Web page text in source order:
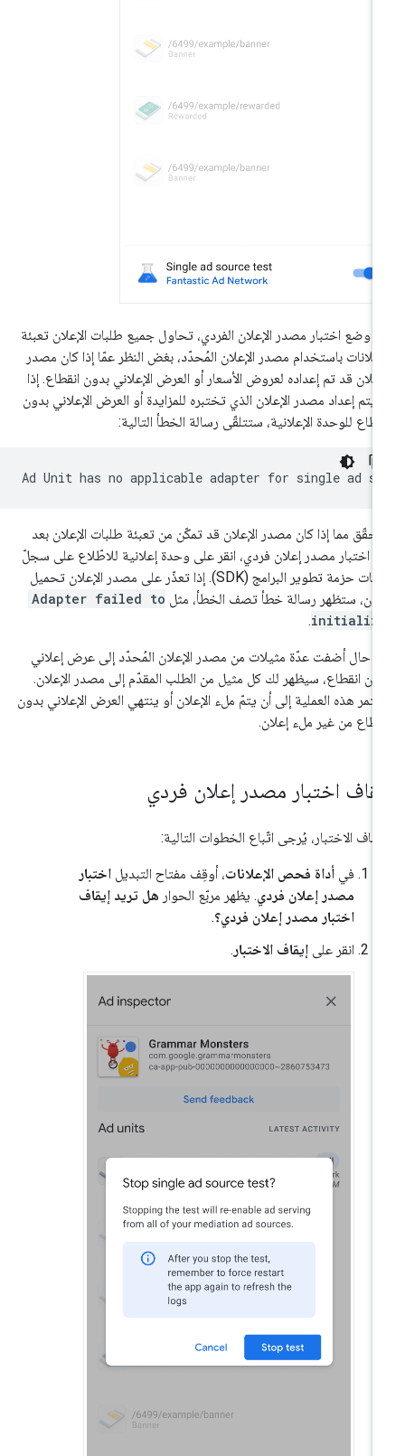
وضع اختبار مصدر الإعلان الفردي، تحاول جميع طلبات الإعلان تعبئة
باستخدام مصدر الإعلان المُحدّد، بغض النظر عمّا إذا كان مصدر
قد تم إعداده لعروض الأسعار أو العرض الإعلاني بدون انقطاع. إذا
يتم إعداد مصدر الإعلان الذي تختبره للمزايدة أو العرض الإعلاني بدون
للوحدة الإعلانية، ستتلقّى رسالة الخطأ التالية:
Ad Unit has no applicable adapter for single ad
مما إذا كان مصدر الإعلان قد تمكّن من تعبئة طلبات الإعلان بعد
اختبار مصدر إعلان فردي، انقر على وحدة إعلانية للاطّلاع على سجلّ
طلبات حزمة تطوير البرامج (SDK). إذا تعذّر على مصدر الإعلان تحميل
ستظهر رسالة خطأ تصف الخطأ، مثلAdapter failed to
.
حال أضفت عدّة مثيلات من مصدر الإعلان المُحدّد إلى عرض إعلاني
انقطاع، سيظهر لك كل مثيل من الطلب المقدّم إلى مصدر الإعلان.
هذه العملية إلى أن يتمّ ملء الإعلان أو ينتهي العرض الإعلاني بدون
من غير ملء إعلان.
اختبار مصدر إعلان فردي
الاختبار، يُرجى اتّباع الخطوات التالية:
في أداة فحص الإعلانات، أوقِف مفتاح التبديلاختبار
مصدر إعلان فردي. يظهر مربّع الحوارهل تريد إيقاف
اختبار مصدر إعلان فردي؟.
انقر علىإيقاف الاختبار.